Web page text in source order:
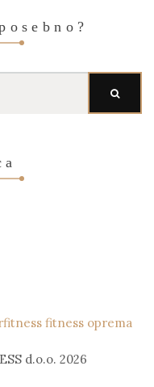
fitness oprema
d.o.o. 2026